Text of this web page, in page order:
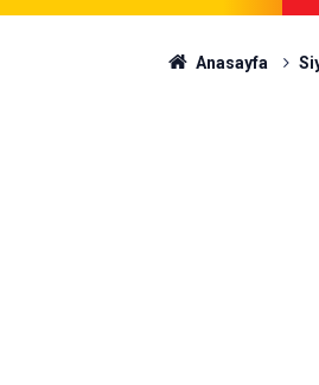
Anasayfa